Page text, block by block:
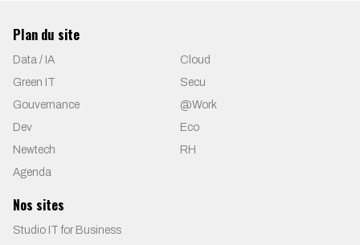
Plan du site
Data / IA
Cloud
Green IT
Secu
Gouvernance
@Work
Dev
Eco
Newtech
RH
Agenda
Nos sites
Studio IT for Business